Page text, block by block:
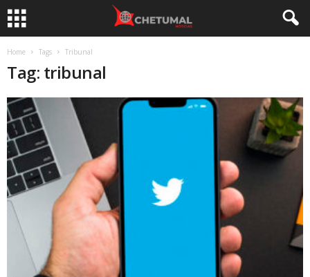
Home Tags Tribunal
Tag: tribunal